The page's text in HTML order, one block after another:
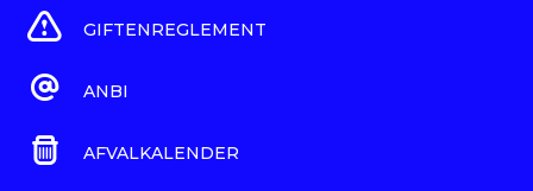
GIFTENREGLEMENT
ANBI
AFVALKALENDER